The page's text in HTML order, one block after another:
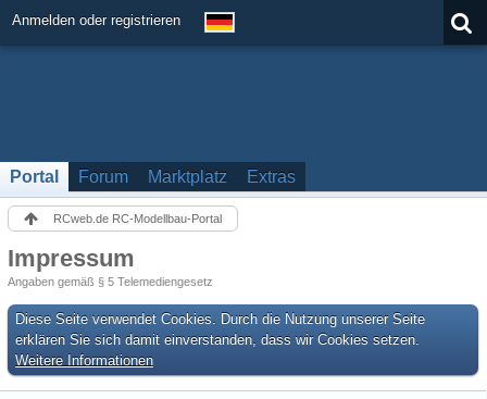
Anmelden oder registrieren
Portal Forum Marktplatz Extras
RCweb.de RC-Modellbau-Portal
Impressum
Angaben gemäß § 5 Telemediengesetz
Diese Seite verwendet Cookies. Durch die Nutzung unserer Seite
erklären Sie sich damit einverstanden, dass wir Cookies setzen.
Weitere Informationen